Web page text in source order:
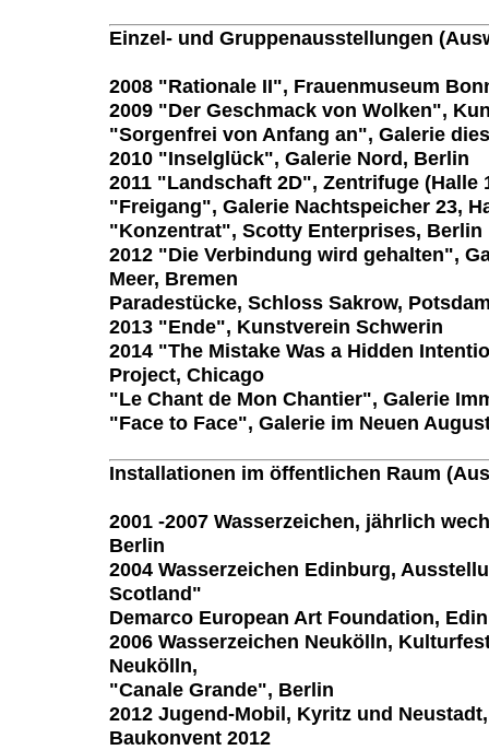
Einzel- und Gruppenausstellungen
2008 "Rationale II", Frauenmuseum
2009 "Der Geschmack von Wolken",
"Sorgenfrei von Anfang an", Galerie
2010 "Inselglück", Galerie Nord, Berlin
2011 "Landschaft 2D", Zentrifuge (Halle
"Freigang", Galerie Nachtspeicher 23,
"Konzentrat", Scotty Enterprises, Berlin
2012 "Die Verbindung wird gehalten",
Meer, Bremen
Paradestücke, Schloss Sakrow,
2013 "Ende", Kunstverein Schwerin
2014 "The Mistake Was a Hidden
Project, Chicago
"Le Chant de Mon Chantier", Galerie
"Face to Face", Galerie im Neuen
Installationen im öffentlichen Raum
2001 -2007 Wasserzeichen, jährlich
Berlin
2004 Wasserzeichen Edinburg,
Scotland"
Demarco European Art Foundation,
2006 Wasserzeichen Neukölln,
Neukölln,
"Canale Grande", Berlin
2012 Jugend-Mobil, Kyritz und
Baukonvent 2012